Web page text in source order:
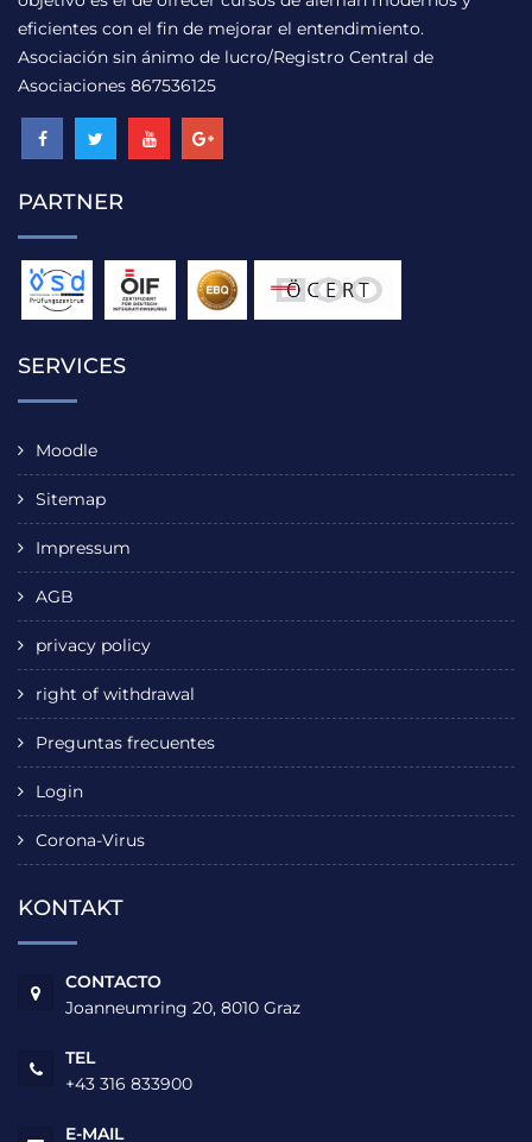
eficientes con el fin de mejorar el entendimiento.
Asociación sin ánimo de lucro/Registro Central de
Asociaciones 867536125
PARTNER
SERVICES
Moodle
Sitemap
Impressum
AGB
privacy policy
right of withdrawal
Preguntas frecuentes
Login
Corona-Virus
KONTAKT
CONTACTO
Joanneumring 20, 8010 Graz
TEL
+43 316 833900
E-MAIL